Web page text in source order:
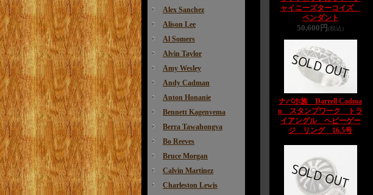
Alex Sanchez
Alison Lee
Al Somers
Alvin Taylor
Amy Wesley
Andy Cadman
Anton Honanie
Bennett Kagenvema
Berra Tawahongva
Bo Reeves
Bruce Morgan
Calvin Martinez
Charleston Lewis
ャイニーズターコイズ
ペンダント
50,600円(税込)
ナバホ族 Darrell Cadma
n スタンプワーク トラ
イアングル ヘビーゲー
ジ リング 16.5号